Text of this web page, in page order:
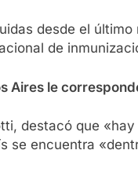
desde el
de
Aires le
destacó que
se encuentra